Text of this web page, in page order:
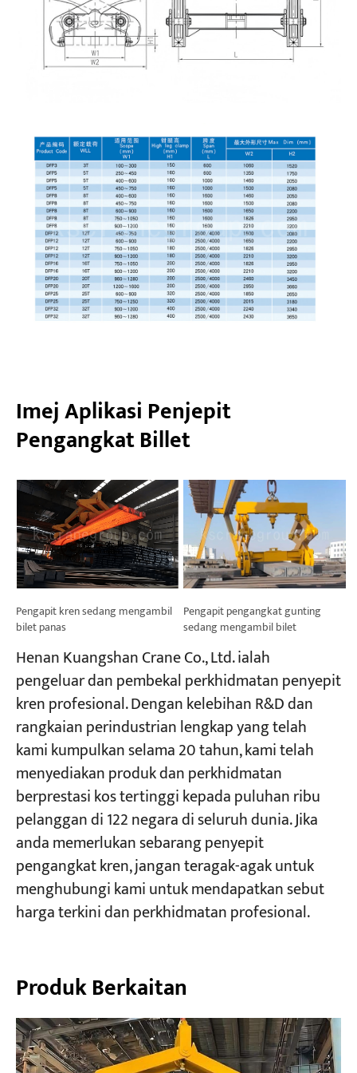
Imej Aplikasi Penjepit
Pengangkat Billet
Pengapit kren sedang mengambil
bilet panas
Pengapit pengangkat gunting
sedang mengambil bilet
Henan Kuangshan Crane Co., Ltd. ialah
pengeluar dan pembekal perkhidmatan penyepit
kren profesional. Dengan kelebihan R&D dan
rangkaian perindustrian lengkap yang telah
kami kumpulkan selama 20 tahun, kami telah
menyediakan produk dan perkhidmatan
berprestasi kos tertinggi kepada puluhan ribu
pelanggan di 122 negara di seluruh dunia. Jika
anda memerlukan sebarang penyepit
pengangkat kren, jangan teragak-agak untuk
menghubungi kami untuk mendapatkan sebut
harga terkini dan perkhidmatan profesional.
Produk Berkaitan